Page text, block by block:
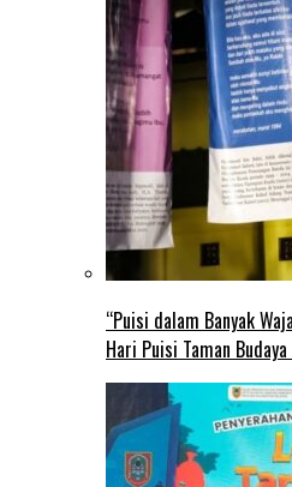
“Puisi dalam Banyak
Hari Puisi Taman